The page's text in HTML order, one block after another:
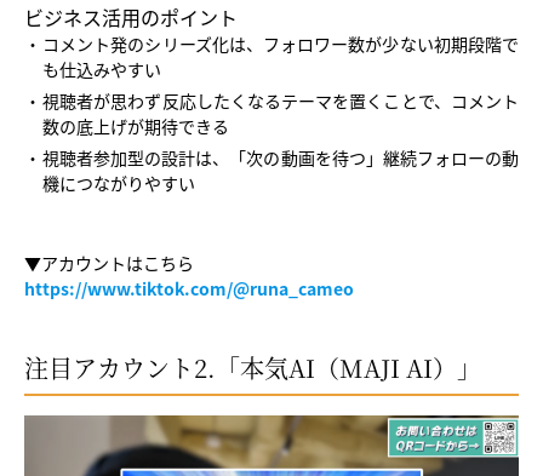
ビジネス活用のポイント
コメント発のシリーズ化は、フォロワー数が少ない初期段階で
も仕込みやすい
視聴者が思わず反応したくなるテーマを置くことで、コメント
数の底上げが期待できる
視聴者参加型の設計は、「次の動画を待つ」継続フォローの動
機につながりやすい
▼アカウントはこちら
https://www.tiktok.com/@runa_cameo
注目アカウント2.「本気AI（MAJI AI）」